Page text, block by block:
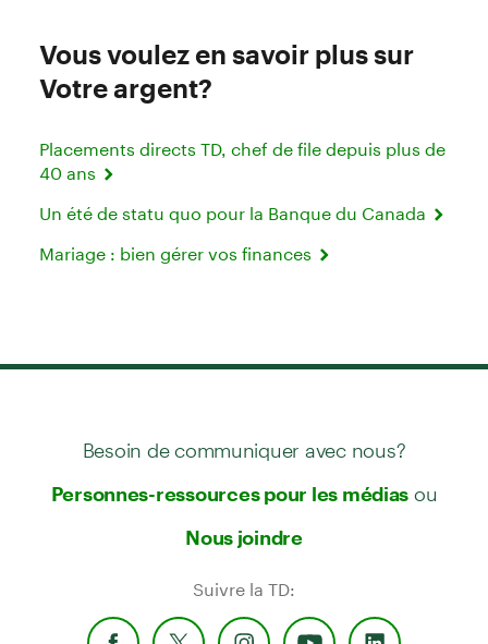
Vous voulez en savoir plus sur
Votre argent?
Placements directs TD, chef de file depuis plus de
40 ans
Un été de statu quo pour la Banque du Canada
Mariage : bien gérer vos finances
Besoin de communiquer avec nous?
Personnes-ressources pour les médias ou
Nous joindre
Suivre la TD: